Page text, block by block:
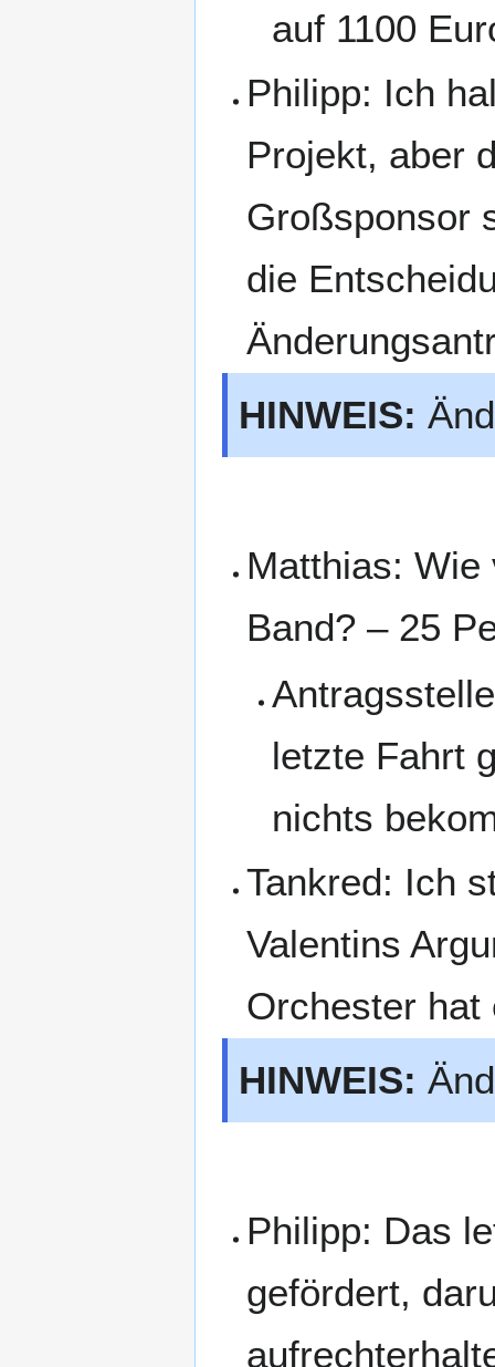
auf 1100
Philipp: Ich
Projekt, aber
Großsponsor
die
HINWEIS:
Matthias: Wie
Band? – 25
letzte Fahrt
nichts
Tankred: Ich
Valentins
Orchester hat
HINWEIS:
Philipp: Das
gefördert,